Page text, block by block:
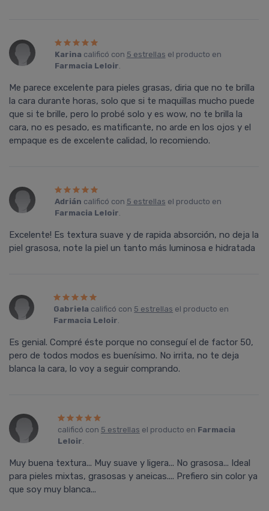
Karina calificó con 5 estrellas el producto en
Farmacia Leloir.
Me parece excelente para pieles grasas, diria que no te brilla
la cara durante horas, solo que si te maquillas mucho puede
que si te brille, pero lo probé solo y es wow, no te brilla la
cara, no es pesado, es matificante, no arde en los ojos y el
empaque es de excelente calidad, lo recomiendo.
Adrián calificó con 5 estrellas el producto en
Farmacia Leloir.
Excelente! Es textura suave y de rapida absorción, no deja la
piel grasosa, note la piel un tanto más luminosa e hidratada
Gabriela calificó con 5 estrellas el producto en
Farmacia Leloir.
Es genial. Compré éste porque no conseguí el de factor 50,
pero de todos modos es buenísimo. No irrita, no te deja
blanca la cara, lo voy a seguir comprando.
calificó con 5 estrellas el producto en Farmacia
Leloir.
Muy buena textura... Muy suave y ligera... No grasosa... Ideal
para pieles mixtas, grasosas y aneicas.... Prefiero sin color ya
que soy muy blanca...